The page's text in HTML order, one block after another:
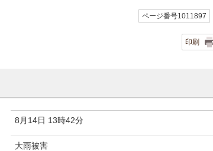
ページ番号1011897
印刷
8月14日 13時42分
大雨被害